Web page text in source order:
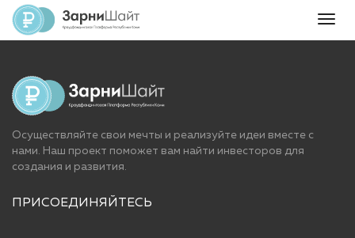
Осуществляйте свои мечты и реализуйте идеи вместе с
нами. Наш проект поможет вам найти инвесторов для
cоздания и развития.
ПРИСОЕДИНЯЙТЕСЬ